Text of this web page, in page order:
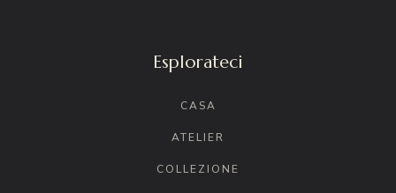
Esplorateci
CASA
ATELIER
COLLEZIONE